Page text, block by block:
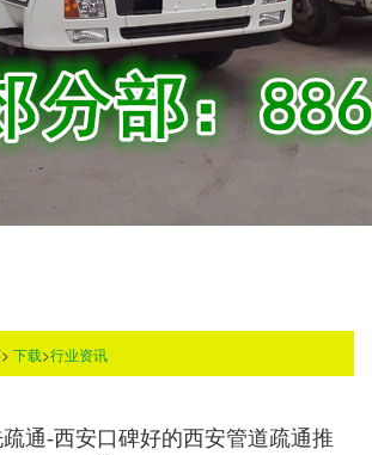
> 下载>行业资讯
通-西安口碑好的西安管道疏通推